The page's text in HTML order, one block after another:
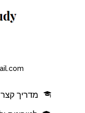
מדריך